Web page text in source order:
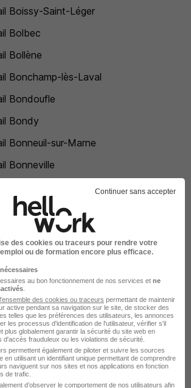
Boissy-Saint-Léger
Bolbec
Bollène
Bonchamp-lès-Laval
Bondoufle
Bondy
Bonneuil-sur-Marne
Bonneville
Bordeaux
Bordes
Bormes-les-Mimosas
Bouaye
Bouc-Bel-Air
Bouguenais
Bouillargues
Boulay-Moselle
Boulazac Isle Manoire
Continuer sans accepter
des cookies ou traceurs pour rendre votre
ou de formation encore plus efficace.
au bon fonctionnement de nos services et ne
des cookies ou traceurs permettant de maintenir
active pendant sa navigation sur le site, de stocker des
telles que les préférences des utilisateurs, les annonces
les processus d'identification de l'utilisateur, vérifier s'il
plus globalement garantir la sécurité du site web en
d'accès frauduleux ou les violations de sécurité.
permettent également de piloter et suivre les sources
en utilisant un identifiant unique permettant de comprendre
naviguent sur nos sites et nos applications en fonction
de trafic.
d’observer le comportement de nos utilisateurs afin